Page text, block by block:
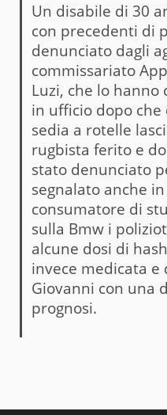
Un disabile di 30
con precedenti di
denunciato dagli
commissariato
Luzi, che lo
in ufficio dopo che
sedia a rotelle
rugbista ferito e
stato denunciato
segnalato anche
consumatore di
sulla Bmw i
alcune dosi di
invece medicata e
Giovanni con una
prognosi.